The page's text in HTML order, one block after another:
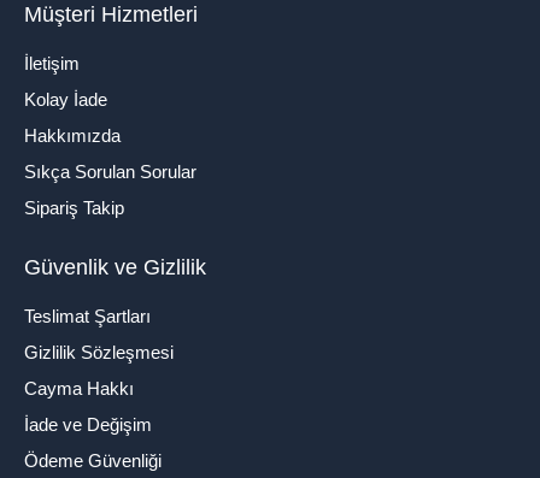
Müşteri Hizmetleri
İletişim
Kolay İade
Hakkımızda
Sıkça Sorulan Sorular
Sipariş Takip
Güvenlik ve Gizlilik
Teslimat Şartları
Gizlilik Sözleşmesi
Cayma Hakkı
İade ve Değişim
Ödeme Güvenliği